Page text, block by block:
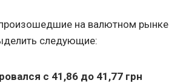
на валютном рынке
следующие:
с 41,86 до 41,77 грн